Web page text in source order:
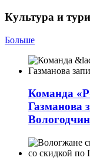
Культура и
Больше
Команда
Газманова